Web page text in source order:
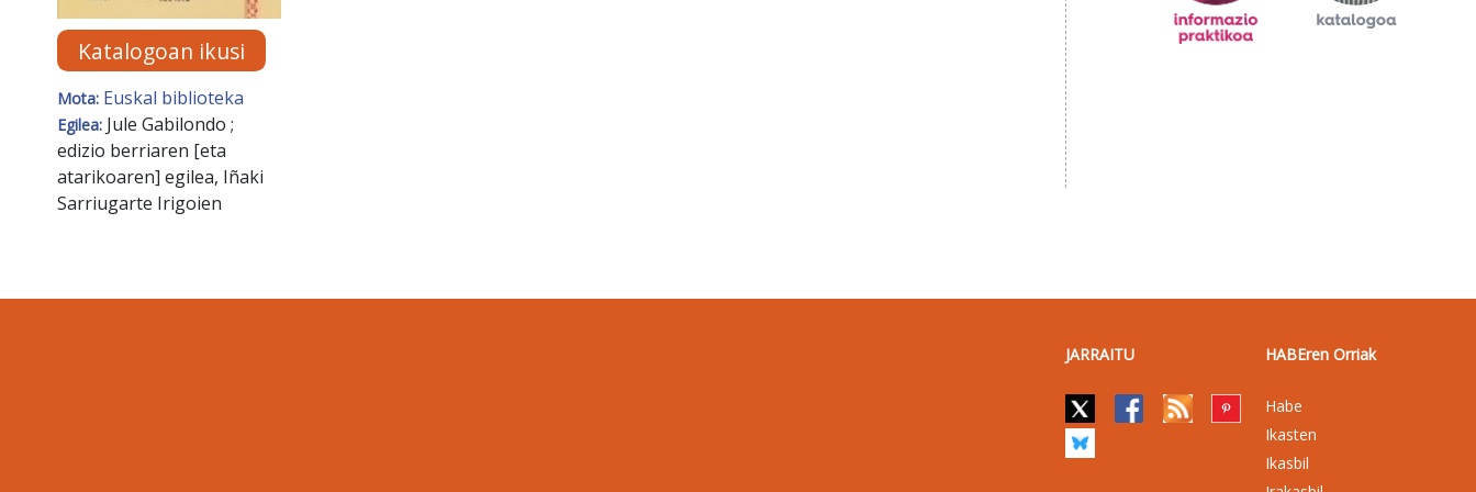
Katalogoan ikusi
Mota: Euskal biblioteka
Egilea: Jule Gabilondo ;
edizio berriaren [eta
atarikoaren] egilea, Iñaki
Sarriugarte Irigoien
JARRAITU HABEren Orriak
Habe
Ikasten
Ikasbil